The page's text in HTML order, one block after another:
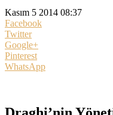
Kasım 5 2014 08:37
Facebook
Twitter
Google+
Pinterest
WhatsApp